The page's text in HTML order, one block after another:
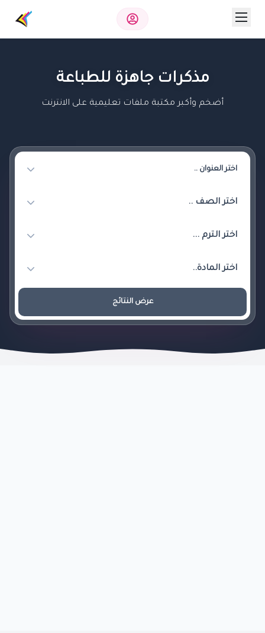
مذكرات جاهزة للطباعة
أضخم وأكبر مكتبة ملفات تعليمية على الانترنت
عرض النتائج